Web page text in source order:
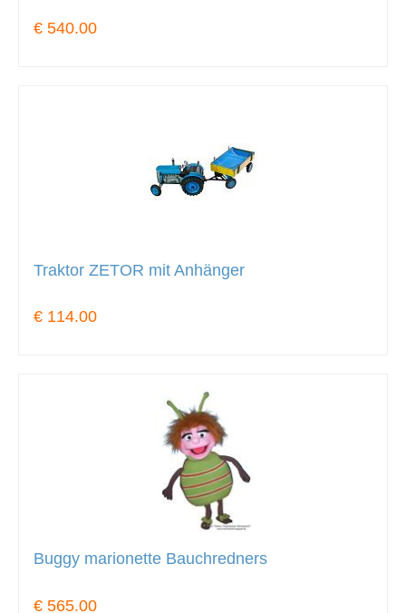
€ 540.00
Traktor ZETOR mit Anhänger
€ 114.00
Buggy marionette Bauchredners
€ 565.00